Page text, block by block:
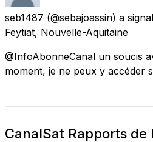
seb1487 (@sebajoassin) a
Feytiat, Nouvelle-Aquitaine
@InfoAbonneCanal un soucis
moment, je ne peux y accéder
CanalSat Rapports de